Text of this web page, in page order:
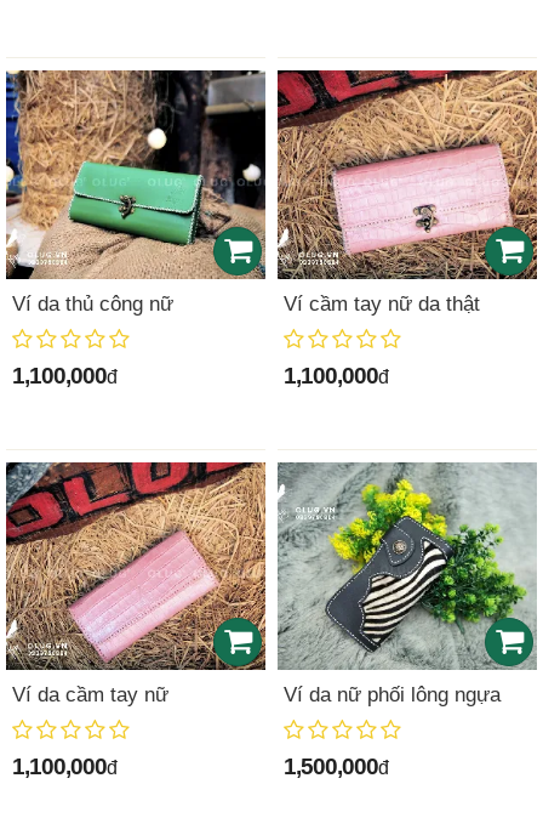
Ví da thủ công nữ
1,100,000đ
Ví cầm tay nữ da thật
1,100,000đ
Ví da cầm tay nữ
1,100,000đ
Ví da nữ phối lông ngựa
1,500,000đ